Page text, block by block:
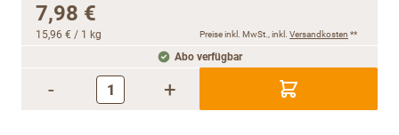
7,98 €
15,96 € / 1 kg Preise inkl. MwSt., inkl. Versandkosten **
Abo verfügbar
- +